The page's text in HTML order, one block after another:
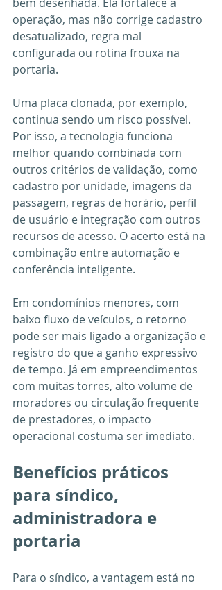
operação, mas não corrige cadastro
desatualizado, regra mal
configurada ou rotina frouxa na
portaria.
Uma placa clonada, por exemplo,
continua sendo um risco possível.
Por isso, a tecnologia funciona
melhor quando combinada com
outros critérios de validação, como
cadastro por unidade, imagens da
passagem, regras de horário, perfil
de usuário e integração com outros
recursos de acesso. O acerto está na
combinação entre automação e
conferência inteligente.
Em condomínios menores, com
baixo fluxo de veículos, o retorno
pode ser mais ligado a organização e
registro do que a ganho expressivo
de tempo. Já em empreendimentos
com muitas torres, alto volume de
moradores ou circulação frequente
de prestadores, o impacto
operacional costuma ser imediato.
Benefícios práticos
para síndico,
administradora e
portaria
Para o síndico, a vantagem está no